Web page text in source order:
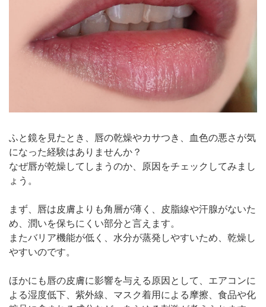
ふと鏡を見たとき、唇の乾燥やカサつき、血色の悪さが気
になった経験はありませんか？
なぜ唇が乾燥してしまうのか、原因をチェックしてみまし
ょう。
まず、唇は皮膚よりも角層が薄く、皮脂線や汗腺がないた
め、潤いを保ちにくい部分と言えます。
またバリア機能が低く、水分が蒸発しやすいため、乾燥し
やすいのです。
ほかにも唇の皮膚に影響を与える原因として、エアコンに
よる湿度低下、紫外線、マスク着用による摩擦、食品や化